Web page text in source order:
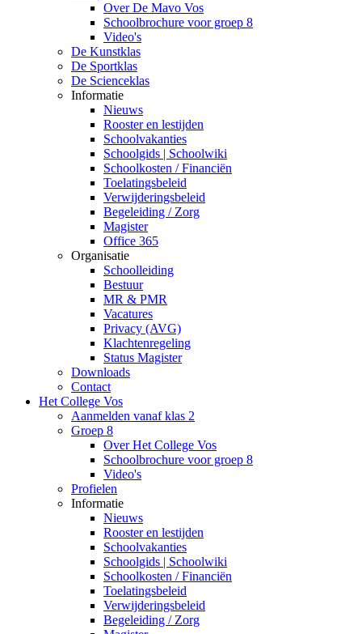
Over De Mavo Vos
Schoolbrochure voor groep 8
Video's
De Kunstklas
De Sportklas
De Scienceklas
Informatie
Nieuws
Rooster en lestijden
Schoolvakanties
Schoolgids | Schoolwiki
Schoolkosten / Financiën
Toelatingsbeleid
Verwijderingsbeleid
Begeleiding / Zorg
Magister
Office 365
Organisatie
Schoolleiding
Bestuur
MR & PMR
Vacatures
Privacy (AVG)
Klachtenregeling
Status Magister
Downloads
Contact
Het College Vos
Aanmelden vanaf klas 2
Groep 8
Over Het College Vos
Schoolbrochure voor groep 8
Video's
Profielen
Informatie
Nieuws
Rooster en lestijden
Schoolvakanties
Schoolgids | Schoolwiki
Schoolkosten / Financiën
Toelatingsbeleid
Verwijderingsbeleid
Begeleiding / Zorg